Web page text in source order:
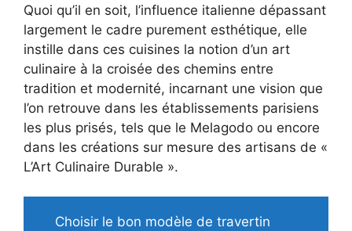
Quoi qu’il en soit, l’influence italienne dépassant
largement le cadre purement esthétique, elle
instille dans ces cuisines la notion d’un art
culinaire à la croisée des chemins entre
tradition et modernité, incarnant une vision que
l’on retrouve dans les établissements parisiens
les plus prisés, tels que le Melagodo ou encore
dans les créations sur mesure des artisans de «
L’Art Culinaire Durable ».
Choisir le bon modèle de travertin